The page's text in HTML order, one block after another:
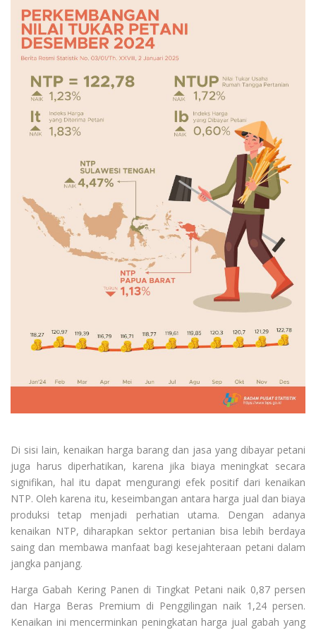
Di sisi lain, kenaikan harga barang dan jasa yang dibayar petani
juga harus diperhatikan, karena jika biaya meningkat secara
signifikan, hal itu dapat mengurangi efek positif dari kenaikan
NTP. Oleh karena itu, keseimbangan antara harga jual dan biaya
produksi tetap menjadi perhatian utama. Dengan adanya
kenaikan NTP, diharapkan sektor pertanian bisa lebih berdaya
saing dan membawa manfaat bagi kesejahteraan petani dalam
jangka panjang.
Harga Gabah Kering Panen di Tingkat Petani naik 0,87 persen
dan Harga Beras Premium di Penggilingan naik 1,24 persen.
Kenaikan ini mencerminkan peningkatan harga jual gabah yang